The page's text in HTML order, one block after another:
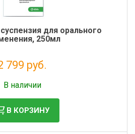
для орального
250мл
799 руб.
В наличии
В КОРЗИНУ